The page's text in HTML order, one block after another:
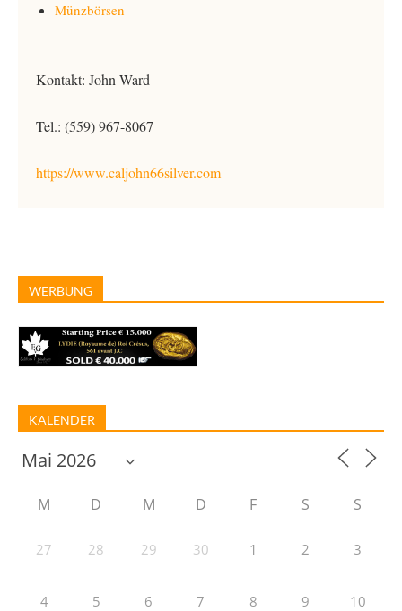
Münzbörsen
Kontakt: John Ward
Tel.: (559) 967-8067
https://www.caljohn66silver.com
WERBUNG
KALENDER
M D M D F S S
27 28 29 30 1 2 3
4 5 6 7 8 9 10